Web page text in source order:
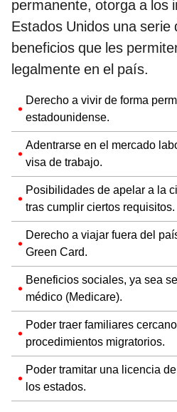
permanente, otorga a los
Estados Unidos una serie
beneficios que les
legalmente en el país.
Derecho a vivir de forma
estadounidense.
Adentrarse en el mercado
visa de trabajo.
Posibilidades de apelar a la
tras cumplir ciertos requisitos.
Derecho a viajar fuera del
Green Card.
Beneficios sociales, ya sea
médico (Medicare).
Poder traer familiares
procedimientos migratorios.
Poder tramitar una licencia
los estados.